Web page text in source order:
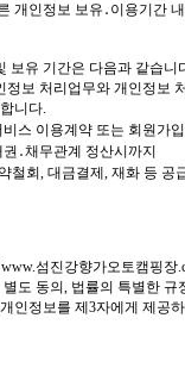
개인정보 보유․이용기간
보유 기간은 다음과 같습니
보 처리업무와 개인정보
니다.
스 이용계약 또는 회원가
․채무관계 정산시까지
철회, 대금결제, 재화 등 공
섬진강향가오토캠핑장
도 동의, 법률의 특별한 규
인정보를 제3자에게 제공